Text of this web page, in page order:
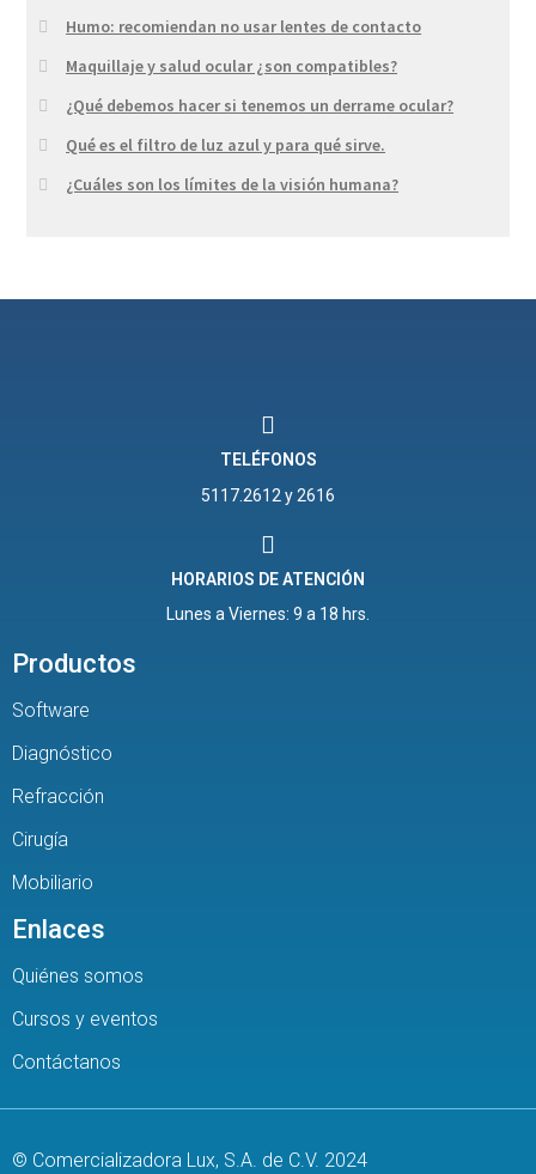
Humo: recomiendan no usar lentes de contacto
Maquillaje y salud ocular ¿son compatibles?
¿Qué debemos hacer si tenemos un derrame ocular?
Qué es el filtro de luz azul y para qué sirve.
¿Cuáles son los límites de la visión humana?
TELÉFONOS
5117.2612 y 2616
HORARIOS DE ATENCIÓN
Lunes a Viernes: 9 a 18 hrs.
Productos
Software
Diagnóstico
Refracción
Cirugía
Mobiliario
Enlaces
Quiénes somos
Cursos y eventos
Contáctanos
© Comercializadora Lux, S.A. de C.V. 2024